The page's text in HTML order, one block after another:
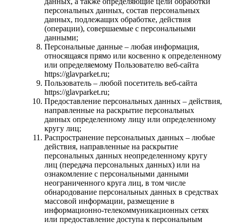
персональных данных, состав персональных
данных, подлежащих обработке, действия
(операции), совершаемые с персональными
данными;
Персональные данные – любая информация,
относящаяся прямо или косвенно к определенному
или определяемому Пользователю веб-сайта
https://glavparket.ru;
Пользователь – любой посетитель веб-сайта
https://glavparket.ru;
Предоставление персональных данных – действия,
направленные на раскрытие персональных
данных определенному лицу или определенному
кругу лиц;
Распространение персональных данных – любые
действия, направленные на раскрытие
персональных данных неопределенному кругу
лиц (передача персональных данных) или на
ознакомление с персональными данными
неограниченного круга лиц, в том числе
обнародование персональных данных в средствах
массовой информации, размещение в
информационно-телекоммуникационных сетях
или предоставление доступа к персональным